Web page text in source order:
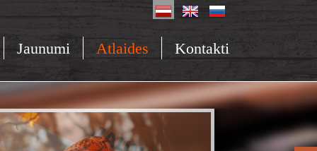
Jaunumi Atlaides Kontakti